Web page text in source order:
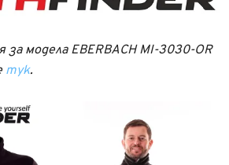
модела EBERBACH MI-3030-OR
тук.